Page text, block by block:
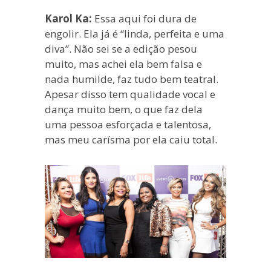
Karol Ka: Essa aqui foi dura de
engolir. Ela já é “linda, perfeita e uma
diva”. Não sei se a edição pesou
muito, mas achei ela bem falsa e
nada humilde, faz tudo bem teatral.
Apesar disso tem qualidade vocal e
dança muito bem, o que faz dela
uma pessoa esforçada e talentosa,
mas meu carísma por ela caiu total.